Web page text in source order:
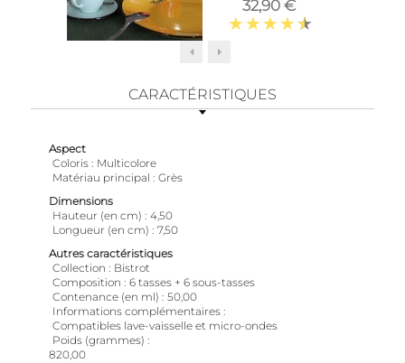
32,90 €
CARACTÉRISTIQUES
Aspect
Coloris
Multicolore
Matériau principal
Grès
Dimensions
Hauteur (en cm)
4,50
Longueur (en cm)
7,50
Autres caractéristiques
Collection
Bistrot
Composition
6 tasses + 6 sous-tasses
Contenance (en ml)
50,00
Informations complémentaires
Compatibles lave-vaisselle et micro-ondes
Poids (grammes)
820,00